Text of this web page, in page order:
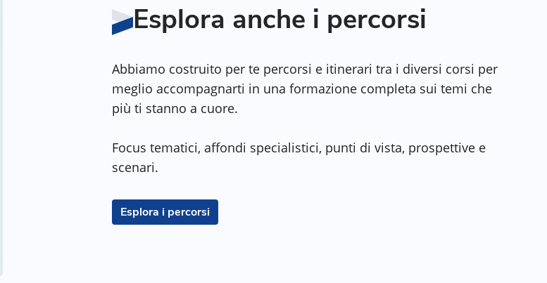
Esplora anche i percorsi
Abbiamo costruito per te percorsi e itinerari tra i diversi corsi per
meglio accompagnarti in una formazione completa sui temi che
più ti stanno a cuore.
Focus tematici, affondi specialistici, punti di vista, prospettive e
scenari.
Esplora i percorsi